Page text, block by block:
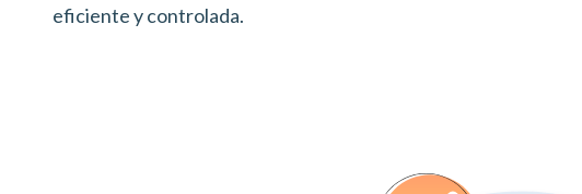
eficiente y controlada.